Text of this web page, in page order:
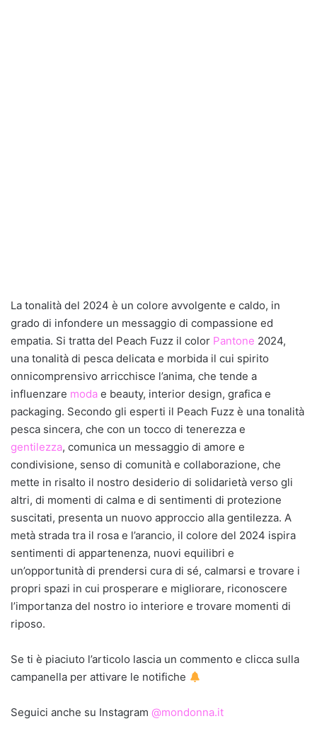
La tonalità del 2024 è un colore avvolgente e caldo, in
grado di infondere un messaggio di compassione ed
empatia. Si tratta del Peach Fuzz il color Pantone 2024,
una tonalità di pesca delicata e morbida il cui spirito
onnicomprensivo arricchisce l’anima, che tende a
influenzare moda e beauty, interior design, grafica e
packaging. Secondo gli esperti il Peach Fuzz è una tonalità
pesca sincera, che con un tocco di tenerezza e
gentilezza, comunica un messaggio di amore e
condivisione, senso di comunità e collaborazione, che
mette in risalto il nostro desiderio di solidarietà verso gli
altri, di momenti di calma e di sentimenti di protezione
suscitati, presenta un nuovo approccio alla gentilezza. A
metà strada tra il rosa e l’arancio, il colore del 2024 ispira
sentimenti di appartenenza, nuovi equilibri e
un’opportunità di prendersi cura di sé, calmarsi e trovare i
propri spazi in cui prosperare e migliorare, riconoscere
l’importanza del nostro io interiore e trovare momenti di
riposo.
Se ti è piaciuto l’articolo lascia un commento e clicca sulla
campanella per attivare le notifiche
Seguici anche su Instagram @mondonna.it